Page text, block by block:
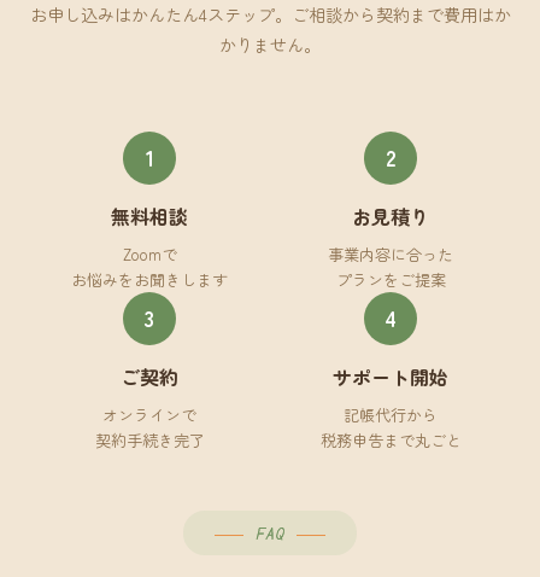
お申し込みはかんたん4ステップ。ご相談から契約まで費用はか
かりません。
1
無料相談
Zoomで
お悩みをお聞きします
2
お見積り
事業内容に合った
プランをご提案
3
ご契約
オンラインで
契約手続き完了
4
サポート開始
記帳代行から
税務申告まで丸ごと
FAQ